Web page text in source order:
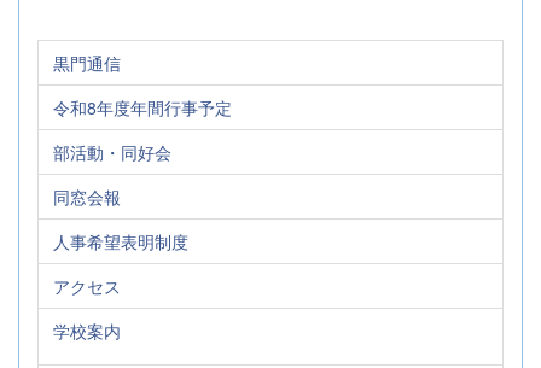
黒門通信
令和8年度年間行事予定
部活動・同好会
同窓会報
人事希望表明制度
アクセス
学校案内